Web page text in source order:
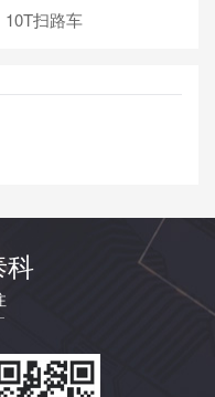
扫路车
科